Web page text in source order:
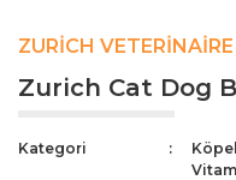
ZURICH VETERINAIRE
Zurich Cat Dog
Kategori